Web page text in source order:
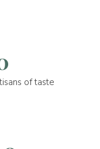
of taste